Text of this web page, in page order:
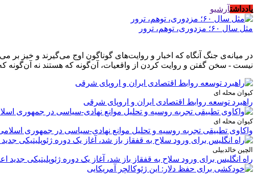
یادداشتآرشیو
مثل سال ۶۰؛ مزدوری، توهم، ترور
در میانه‌ی جنگ آنگاه که اخبار و روایت‌های گوناگون اوج می‌گیرند و
نیست - سخن گفتن و روایت کردن از واقعیات، آن‌گونه که هستند نه آن‌گونه
کیوان محله ای
راهبرد توسعه روابط اقتصادی ایران و اروپای شرقی
کیوان محله ای
واکاوی تطبیقی تجربه روسیه و تحلیل موانع نهادی-سیاسی در جمهوری
الچین خالدبیلی
راه انگلیس برای ورود سلاح به قفقاز باز شد، آغاز یک دوره ژئوپلیتیکی جدید